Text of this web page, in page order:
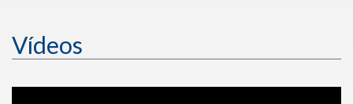
Vídeos